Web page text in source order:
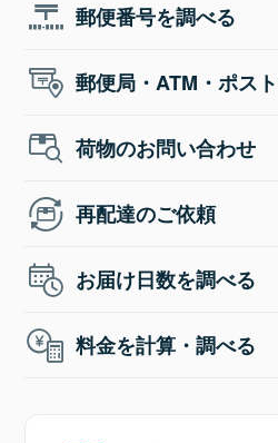
郵便番号を調べる
郵便局・ATM・ポス
荷物のお問い合わせ
再配達のご依頼
お届け日数を調べる
料金を計算・調べる